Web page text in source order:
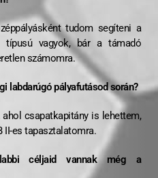
tudom segíteni a
típusú vagyok, bár a támadó
számomra.
labdarúgó pályafutásod során?
csapatkapitány is lehettem,
II-es tapasztalatomra.
céljaid vannak még a